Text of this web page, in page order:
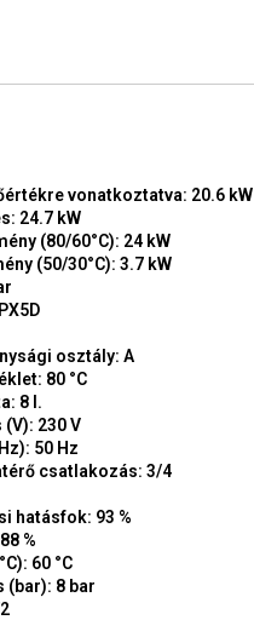
vonatkoztatva: 20.6 kW
24.7 kW
(80/60°C): 24 kW
(50/30°C): 3.7 kW
osztály: A
80 °C
8 l.
230 V
50 Hz
csatlakozás: 3/4
hatásfok: 93 %
%
60 °C
(bar): 8 bar